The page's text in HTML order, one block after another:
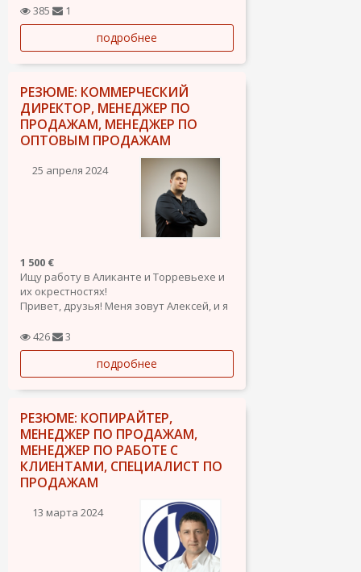
работу. Жил 3 года в Таиланде и работал
там с недвижимостью, есть опыт в
продажах, говорю на русском,
украинском, английском С1, тайском.
Готов работать в продажах, и так же
385 1
подробнее
РЕЗЮМЕ: КОММЕРЧЕСКИЙ
ДИРЕКТОР, МЕНЕДЖЕР ПО
ПРОДАЖАМ, МЕНЕДЖЕР ПО
ОПТОВЫМ ПРОДАЖАМ
25 апреля 2024
1 500 €
Ищу работу в Аликанте и Торревьехе и
их окрестностях!
Привет, друзья! Меня зовут Алексей, и я
красивых городах Аликанте и
Торревьеха и его окрестностях!. У меня
богатый опыт работы в нескольких
областях, и я готов вложить свои навыки
и...
426 3
подробнее
РЕЗЮМЕ: КОПИРАЙТЕР,
МЕНЕДЖЕР ПО ПРОДАЖАМ,
МЕНЕДЖЕР ПО РАБОТЕ С
КЛИЕНТАМИ, СПЕЦИАЛИСТ ПО
ПРОДАЖАМ
13 марта 2024